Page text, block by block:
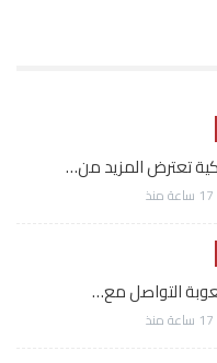
تعترض المزيد من…
17 ساعة منذ
التواصل مع…
17 ساعة منذ